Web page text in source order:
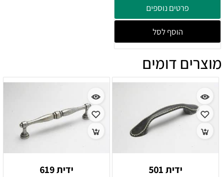
פרטים נוספים
הוסף לסל
מוצרים דומים
ידית 501 ידית 619